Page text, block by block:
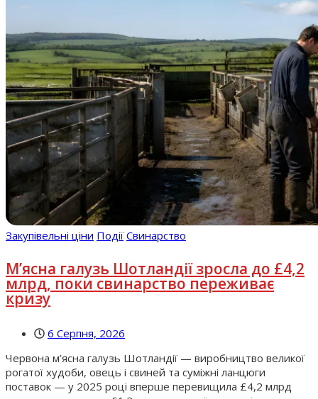
Закупівельні ціни Події Свинарство
М’ясна галузь Шотландії зросла до £4,2
млрд, поки свинарство переживає
кризу
6 Серпня, 2026
Червона м’ясна галузь Шотландії — виробництво великої
рогатої худоби, овець і свиней та суміжні ланцюги
поставок — у 2025 році вперше перевищила £4,2 млрд